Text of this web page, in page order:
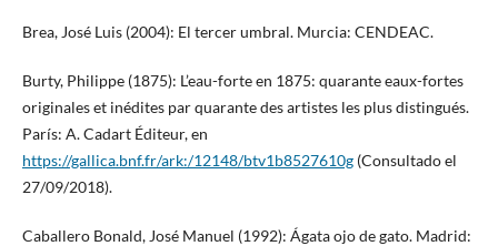
Brea, José Luis (2004): El tercer umbral. Murcia: CENDEAC.
Burty, Philippe (1875): L’eau-forte en 1875: quarante eaux-fortes
originales et inédites par quarante des artistes les plus distingués.
París: A. Cadart Éditeur, en
https://gallica.bnf.fr/ark:/12148/btv1b8527610g(Consultado el
27/09/2018).
Caballero Bonald, José Manuel (1992): Ágata ojo de gato. Madrid: